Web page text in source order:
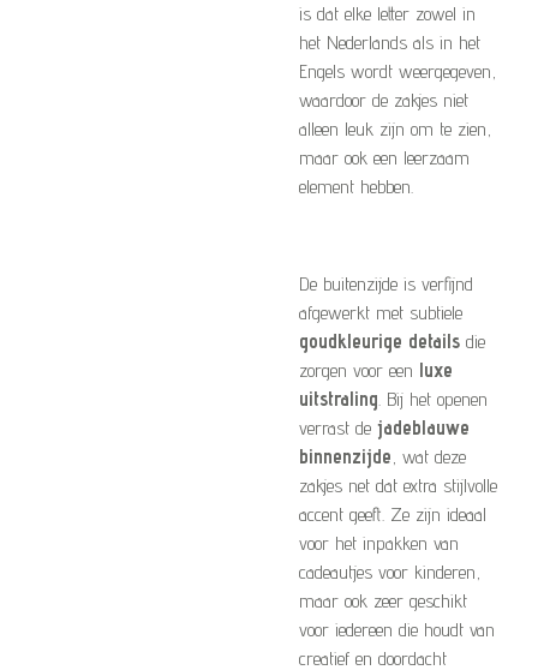
is dat elke letter zowel in
het Nederlands als in het
Engels wordt weergegeven,
waardoor de zakjes niet
alleen leuk zijn om te zien,
maar ook een leerzaam
element hebben.
De buitenzijde is verfijnd
afgewerkt met subtiele
goudkleurige details die
zorgen voor een luxe
uitstraling . Bij het openen
verrast de jadeblauwe
binnenzijde , wat deze
zakjes net dat extra stijlvolle
accent geeft. Ze zijn ideaal
voor het inpakken van
cadeautjes voor kinderen,
maar ook zeer geschikt
voor iedereen die houdt van
creatief en doordacht